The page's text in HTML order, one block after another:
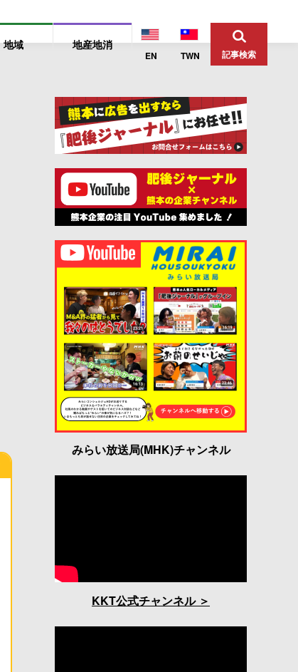
地域 地産地消
EN TWN 記事検索
みらい放送局(MHK)チャンネル
KKT公式チャンネル